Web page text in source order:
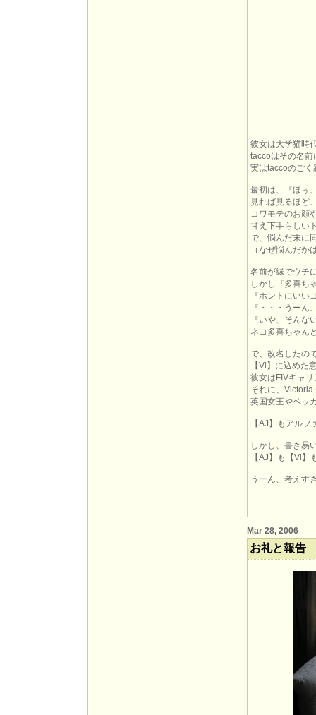
彼女は大学猫時
taccoはその名前
実はtaccoのごく
最初は、『ほぅ
見れば見るほど
コワモテのお顔
甘え下手らしい
で、悩んだ末に
（なぜ悩んだか
名前が縁でウチ
しかし『多喜ち
『ホントにい
『・・・うーん
『いや、そん
ネコ多喜ちゃん
で、改名したの
【Vi】に込めた
彼女はFIVキャ
それに、
英国女王やベッ
【AJ】もアル
しかし、書き易
【AJ】も【Vi
うーん、考えす
Mar 28, 2006
お礼と報告